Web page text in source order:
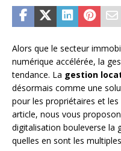
Alors que le secteur
numérique accélérée, la
tendance. La gestion
désormais comme une
pour les propriétaires et
article, nous vous
digitalisation bouleverse la
quelles en sont les